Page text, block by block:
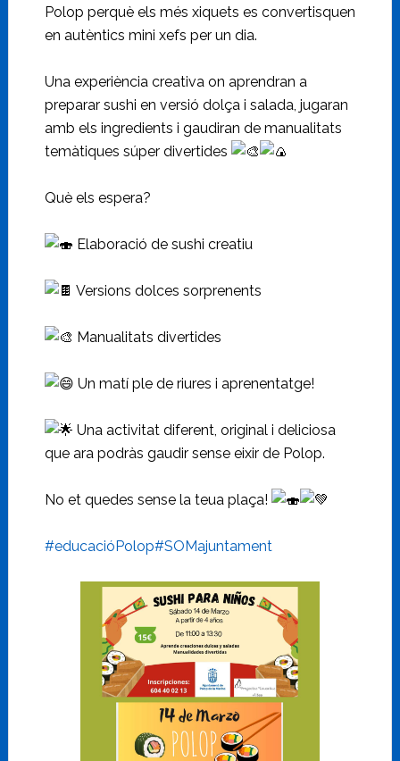
Polop perquè els més xiquets es convertisquen
en autèntics mini xefs per un dia.
Una experiència creativa on aprendran a
preparar sushi en versió dolça i salada, jugaran
amb els ingredients i gaudiran de manualitats
temàtiques súper divertides
Què els espera?
Elaboració de sushi creatiu
Versions dolces sorprenents
Manualitats divertides
Un matí ple de riures i aprenentatge!
Una activitat diferent, original i deliciosa
que ara podràs gaudir sense eixir de Polop.
No et quedes sense la teua plaça!
#educacióPolop#SOMajuntament